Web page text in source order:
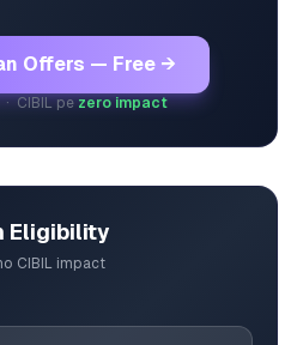
Offers — Free →
CIBIL pezero impact
Eligibility
CIBIL impact